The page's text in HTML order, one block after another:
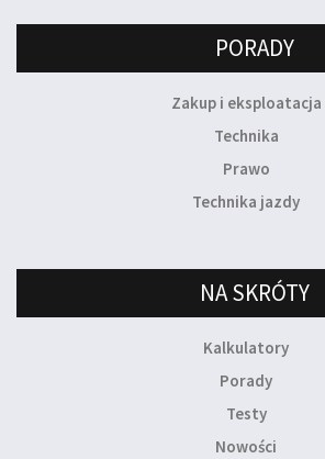
PORADY
Zakup i eksploatacja
Technika
Prawo
Technika jazdy
NA SKRÓTY
Kalkulatory
Porady
Testy
Nowości